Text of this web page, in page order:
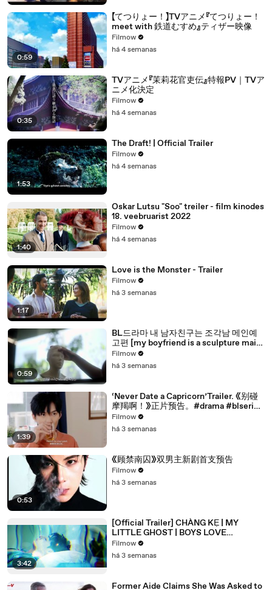
0:59
【てつりょー！】TVアニメ『てつりょー！
meet with 鉄道むすめ』ティザー映像
Filmow
há 4 semanas
0:35
TVアニメ『茉莉花官吏伝』特報PV｜TVア
ニメ化決定
Filmow
há 4 semanas
1:53
The Draft! | Official Trailer
Filmow
há 4 semanas
1:40
Oskar Lutsu "Soo" treiler - film kinodes
18. veebruarist 2022
Filmow
há 4 semanas
1:17
Love is the Monster - Trailer
Filmow
há 3 semanas
0:59
BL드라마 내 남자친구는 조각남 메인예
고편 [my boyfriend is a sculpture main
trailer]
Filmow
há 3 semanas
1:39
‘Never Date a Capricorn’Trailer. 《别碰
摩羯啊！》正片预告。#drama #blseries
#bl
Filmow
há 3 semanas
0:53
《顾禁南囚》双男主新剧首支预告
Filmow
há 3 semanas
3:42
[Official Trailer] CHÀNG KẸ | MY
LITTLE GHOST | BOYS LOVE
VIETNAM | KC 03.10.2025
Filmow
há 3 semanas
Former Aide Claims She Was Asked to